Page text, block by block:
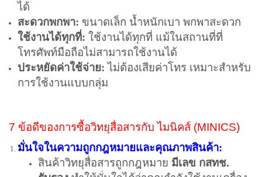
ได้
สะดวกพกพา: ขนาดเล็ก น้ำหนักเบา พกพาสะดวก
ใช้งานได้ทุกที่: ใช้งานได้ทุกที่ แม้ในสถานที่ที่
โทรศัพท์มือถือไม่สามารถใช้งานได้
ประหยัดค่าใช้จ่าย: ไม่ต้องเสียค่าโทร เหมาะสำหรับ
การใช้งานแบบกลุ่ม
7 ข้อดีของการซื้อวิทยุสื่อสารกับ ไมนิคส์ (MINICS)
มั่นใจในความถูกกฎหมายและคุณภาพสินค้า:
สินค้าวิทยุสื่อสารถูกกฎหมาย มีเลข กสทช.